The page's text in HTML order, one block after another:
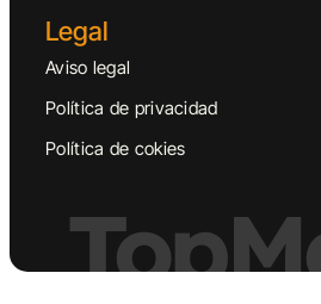
Legal
Aviso legal
Política de privacidad
Política de cokies